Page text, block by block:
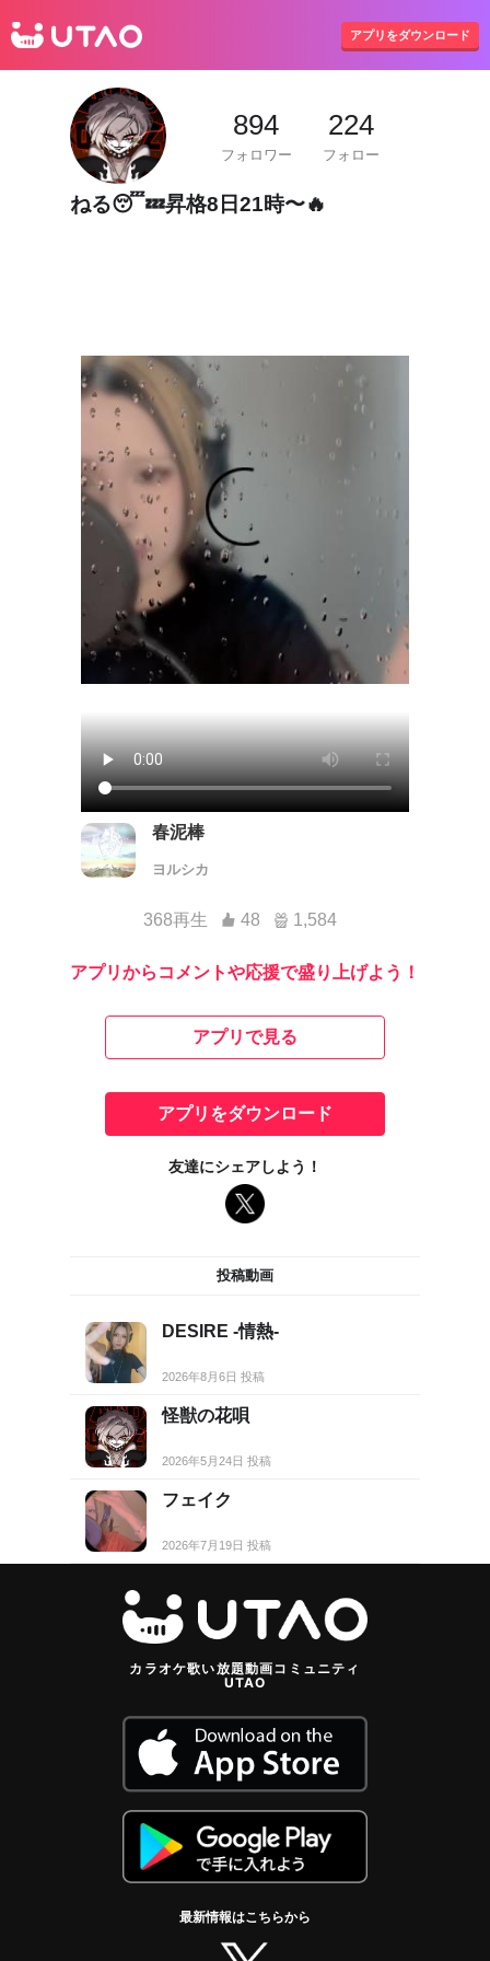
アプリをダウンロード
894
フォロワー
224
フォロー
ねる😴💤昇格8日21時〜🔥
春泥棒
ヨルシカ
368再生 48 1,584
アプリからコメントや応援で盛り上げよう！
アプリで見る
アプリをダウンロード
友達にシェアしよう！
投稿動画
DESIRE -情熱-
2026年8月6日 投稿
怪獣の花唄
2026年5月24日 投稿
フェイク
2026年7月19日 投稿
カラオケ歌い放題動画コミュニティ
UTAO
最新情報はこちらから